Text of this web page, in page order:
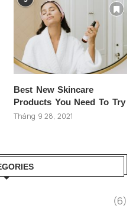
Best New Skincare
Products You Need To Try
Tháng 9 28, 2021
(6)